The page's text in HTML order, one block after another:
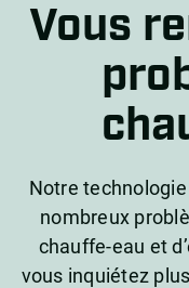
Vous
Notre
nombreux
chauffe-eau et
vous inquiétez